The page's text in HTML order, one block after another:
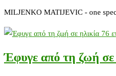
MILJENKO MATIJEVIC - one
Έφυγε από τη ζωή σε